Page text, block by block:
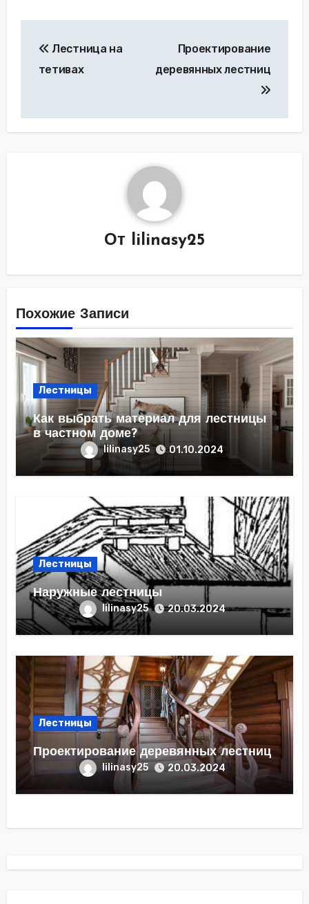
по
Лестница на
тетивах
Проектирование
деревянных лестниц
От lilinasy25
Похожие Записи
Лестницы
Как выбрать материал для лестницы
в частном доме?
lilinasy25 01.10.2024
Лестницы
Наружные лестницы
lilinasy25 20.03.2024
Лестницы
Проектирование деревянных лестниц
lilinasy25 20.03.2024